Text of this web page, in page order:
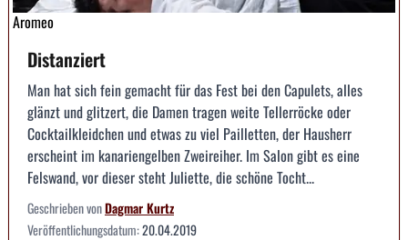
Aromeo
Distanziert
Man hat sich fein gemacht für das Fest bei den Capulets, alles
glänzt und glitzert, die Damen tragen weite Tellerröcke oder
Cocktailkleidchen und etwas zu viel Pailletten, der Hausherr
erscheint im kanariengelben Zweireiher. Im Salon gibt es eine
Felswand, vor dieser steht Juliette, die schöne Tocht...
Geschrieben vonDagmar Kurtz
Veröffentlichungsdatum:20.04.2019